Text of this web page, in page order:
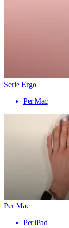
Serie Ergo
Per Mac
Per Mac
Per iPad